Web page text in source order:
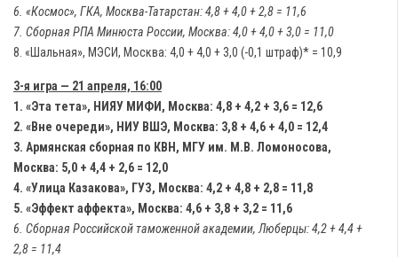
6. «Космос», ГКА, Москва-Татарстан: 4,8 + 4,0 + 2,8 = 11,6
7. Сборная РПА Минюста России, Москва: 4,0 + 4,0 + 3,0 = 11,0
8. «Шальная», МЭСИ, Москва: 4,0 + 4,0 + 3,0 (-0,1 штраф)* = 10,9
3-я игра — 21 апреля, 16:00
1. «Эта тета», НИЯУ МИФИ, Москва: 4,8 + 4,2 + 3,6 = 12,6
2. «Вне очереди», НИУ ВШЭ, Москва: 3,8 + 4,6 + 4,0 = 12,4
3. Армянская сборная по КВН, МГУ им. М.В. Ломоносова,
Москва: 5,0 + 4,4 + 2,6 = 12,0
4. «Улица Казакова», ГУЗ, Москва: 4,2 + 4,8 + 2,8 = 11,8
5. «Эффект аффекта», Москва: 4,6 + 3,8 + 3,2 = 11,6
6. Сборная Российской таможенной академии, Люберцы: 4,2 + 4,4 +
2,8 = 11,4